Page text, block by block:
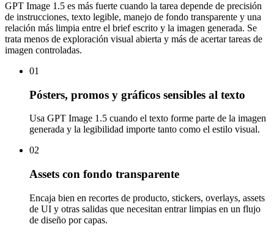
GPT Image 1.5 es más fuerte cuando la tarea depende de precisión
de instrucciones, texto legible, manejo de fondo transparente y una
relación más limpia entre el brief escrito y la imagen generada. Se
trata menos de exploración visual abierta y más de acertar tareas de
imagen controladas.
01
Pósters, promos y gráficos sensibles al texto
Usa GPT Image 1.5 cuando el texto forme parte de la imagen
generada y la legibilidad importe tanto como el estilo visual.
02
Assets con fondo transparente
Encaja bien en recortes de producto, stickers, overlays, assets
de UI y otras salidas que necesitan entrar limpias en un flujo
de diseño por capas.